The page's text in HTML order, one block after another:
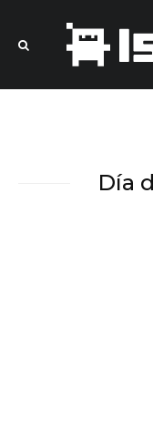
Día